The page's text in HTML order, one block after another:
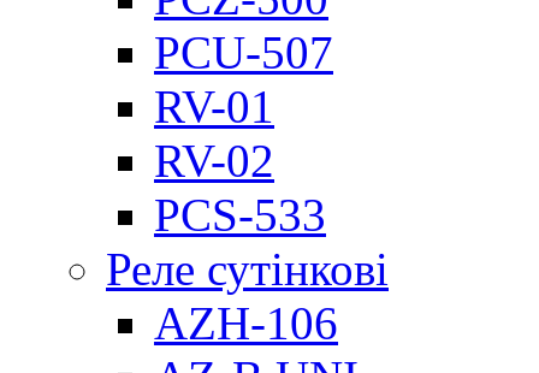
PCU-507
RV-01
RV-02
PCS-533
Реле сутінкові
AZH-106